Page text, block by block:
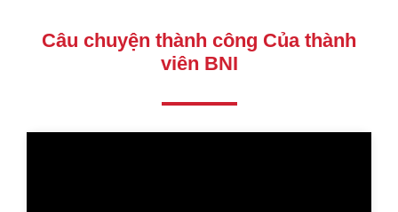
Câu chuyện thành công Của thành
viên BNI